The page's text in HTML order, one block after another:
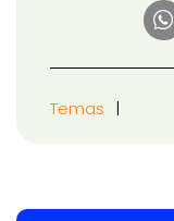
Temas